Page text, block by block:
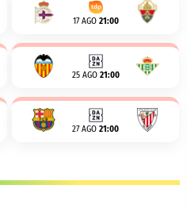
17 AGO 21:00
25 AGO 21:00
27 AGO 21:00